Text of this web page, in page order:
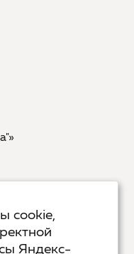
точки... и
cookie,
Яндекс-